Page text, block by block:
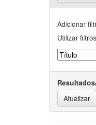
Adicionar
Utilizar